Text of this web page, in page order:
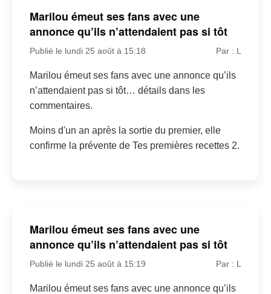
Marilou émeut ses fans avec une
annonce qu’ils n’attendaient pas si tôt
Publié le lundi 25 août à 15:18 Par : L
Marilou émeut ses fans avec une annonce qu’ils
n’attendaient pas si tôt… détails dans les
commentaires.
Moins d'un an après la sortie du premier, elle
confirme la prévente de Tes premières recettes 2.
Marilou émeut ses fans avec une
annonce qu’ils n’attendaient pas si tôt
Publié le lundi 25 août à 15:19 Par : L
Marilou émeut ses fans avec une annonce qu’ils